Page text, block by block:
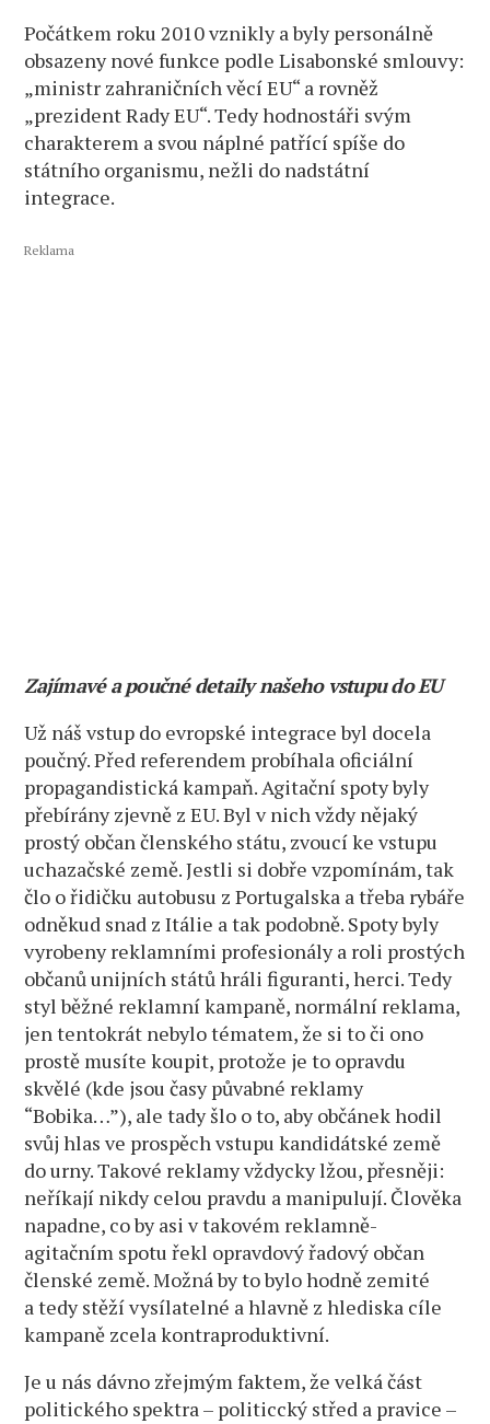
Počátkem roku 2010 vznikly a byly personálně
obsazeny nové funkce podle Lisabonské smlouvy:
„ministr zahraničních věcí EU“ a rovněž
„prezident Rady EU“. Tedy hodnostáři svým
charakterem a svou náplné patřící spíše do
státního organismu, nežli do nadstátní
integrace.
Reklama
Zajímavé a poučné detaily našeho vstupu do EU
Už náš vstup do evropské integrace byl docela
poučný. Před referendem probíhala oficiální
propagandistická kampaň. Agitační spoty byly
přebírány zjevně z EU. Byl v nich vždy nějaký
prostý občan členského státu, zvoucí ke vstupu
uchazačské země. Jestli si dobře vzpomínám, tak
člo o řidičku autobusu z Portugalska a třeba rybáře
odněkud snad z Itálie a tak podobně. Spoty byly
vyrobeny reklamními profesionály a roli prostých
občanů unijních států hráli figuranti, herci. Tedy
styl běžné reklamní kampaně, normální reklama,
jen tentokrát nebylo tématem, že si to či ono
prostě musíte koupit, protože je to opravdu
skvělé (kde jsou časy půvabné reklamy
“Bobika…”), ale tady šlo o to, aby občánek hodil
svůj hlas ve prospěch vstupu kandidátské země
do urny. Takové reklamy vždycky lžou, přesněji:
neříkají nikdy celou pravdu a manipulují. Člověka
napadne, co by asi v takovém reklamně-
agitačním spotu řekl opravdový řadový občan
členské země. Možná by to bylo hodně zemité
a tedy stěží vysílatelné a hlavně z hlediska cíle
kampaně zcela kontraproduktivní.
Je u nás dávno zřejmým faktem, že velká část
politického spektra – politiccký střed a pravice –